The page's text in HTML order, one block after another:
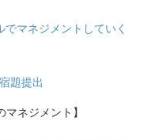
マネジメントしていく
題提出
ネジメント】